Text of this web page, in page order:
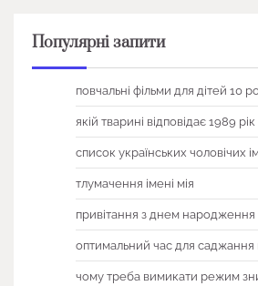
Популярні запити
повчальні фільми для дітей 10
якій тварині відповідає 1989 рік
список українських чоловічих
тлумачення імені мія
привітання з днем народження
оптимальний час для саджання
чому треба вимикати режим